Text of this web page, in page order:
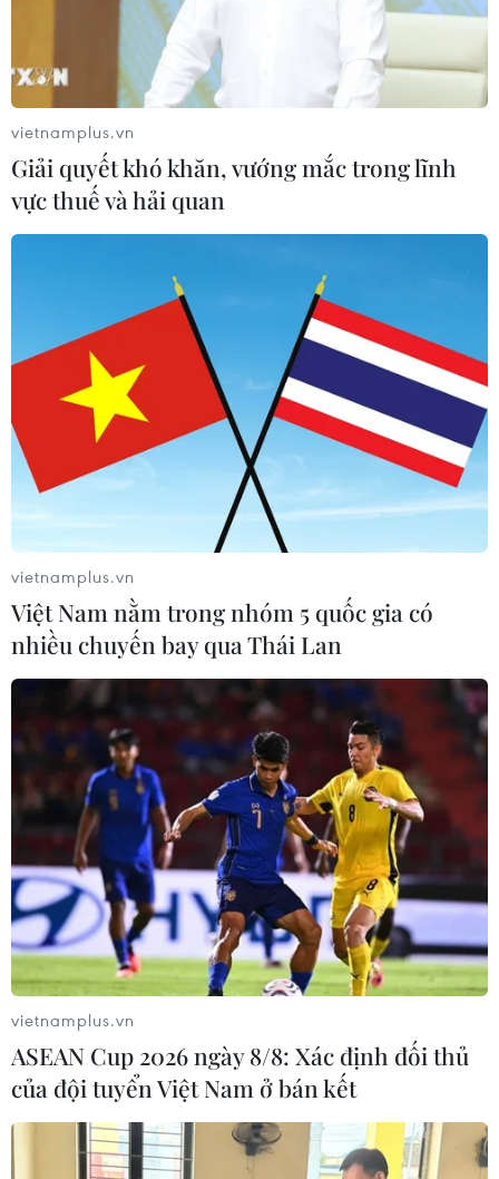
vietnamplus.vn
Giải quyết khó khăn, vướng mắc trong lĩnh
vực thuế và hải quan
vietnamplus.vn
Việt Nam nằm trong nhóm 5 quốc gia có
nhiều chuyến bay qua Thái Lan
vietnamplus.vn
ASEAN Cup 2026 ngày 8/8: Xác định đối thủ
của đội tuyển Việt Nam ở bán kết